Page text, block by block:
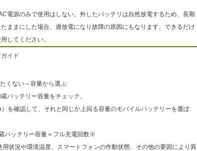
電源のみで使用はしない。外したバッテリは自然放電するため、長期
ままにした場合、過放電になり故障の原因にもなります。できるだけ
してください。
イド
くない～容量から選ぶ
バッテリー容量をチェック。
を確認して、それと同じか上回る容量のモバイルバッテリーを選ぼ
バッテリー容量＝フル充電回数※
状況や環境温度、スマートフォンの作動状態、その他の要因により異